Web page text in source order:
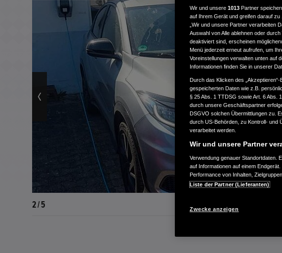
2 / 5
Wir und unsere 1013 Partner
auf Ihrem Gerät und greifen darauf
„Wir und unsere Partner verarbeiten
Auswahl von Alle ablehnen oder
deaktiviert sind, erscheinen
Menü jederzeit erneut aufrufen, um
Voreinstellungen verwalten unten auf
Informationen finden Sie in unserer
Durch das Klicken des
gespeicherten Daten wie z.B.
§ 25 Abs. 1 TTDSG sowie Art. 6 Abs.
durch unsere Geschäftspartner
DSGVO solchen Übermittlungen zu.
durch US-Behörden, zu Kontroll- und
verarbeitet werden.
Wir und unsere Partner
Verwendung genauer Standortdaten.
auf Informationen auf einem
Performance von Inhalten,
Liste der Partner (Lieferanten)
Zwecke anzeigen